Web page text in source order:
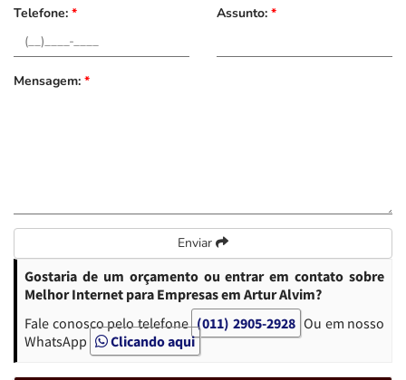
Telefone: * Assunto: *
Mensagem: *
Enviar
Gostaria de um orçamento ou entrar em contato sobre
Melhor Internet para Empresas em Artur Alvim?
Fale conosco pelo telefone (011) 2905-2928 Ou em nosso
WhatsApp
Clicando aqui